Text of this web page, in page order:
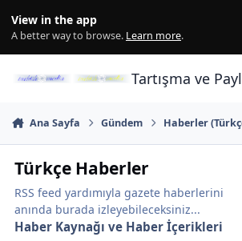
View in the app
A better way to browse. Learn more.
Tartışma ve
Ana Sayfa Gündem Haberler
Türkçe Haberler
RSS feed yardımıyla gazete haberlerini
anında burada izleyebileceksiniz...
Haber Kaynağı ve Haber İçerikleri